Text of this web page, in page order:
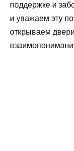
поддержке и
и уважаем эту
открываем